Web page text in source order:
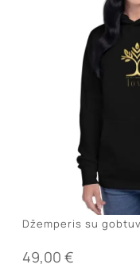
Džemperis su
49,00 €